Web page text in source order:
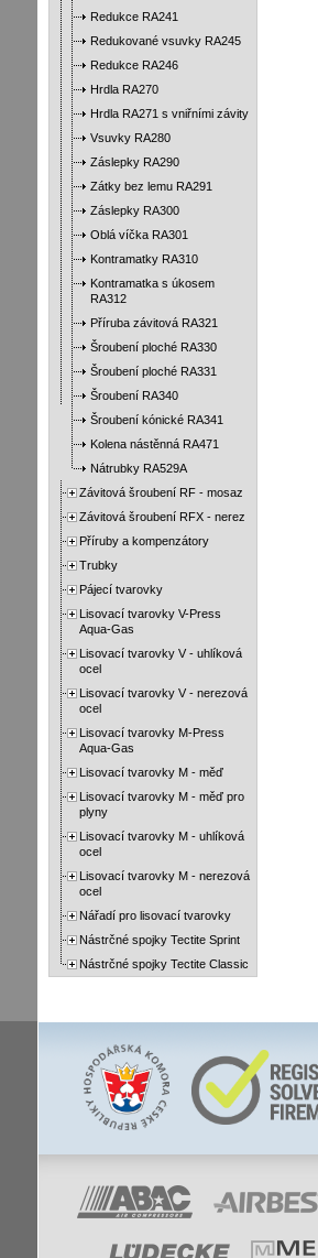
Redukce RA241
Redukované vsuvky RA245
Redukce RA246
Hrdla RA270
Hrdla RA271 s vniřními závity
Vsuvky RA280
Záslepky RA290
Zátky bez lemu RA291
Záslepky RA300
Oblá víčka RA301
Kontramatky RA310
Kontramatka s úkosem
RA312
Příruba závitová RA321
Šroubení ploché RA330
Šroubení ploché RA331
Šroubení RA340
Šroubení kónické RA341
Kolena nástěnná RA471
Nátrubky RA529A
Závitová šroubení RF - mosaz
Závitová šroubení RFX - nerez
Příruby a kompenzátory
Trubky
Pájecí tvarovky
Lisovací tvarovky V-Press
Aqua-Gas
Lisovací tvarovky V - uhlíková
ocel
Lisovací tvarovky V - nerezová
ocel
Lisovací tvarovky M-Press
Aqua-Gas
Lisovací tvarovky M - měď
Lisovací tvarovky M - měď pro
plyny
Lisovací tvarovky M - uhlíková
ocel
Lisovací tvarovky M - nerezová
ocel
Nářadí pro lisovací tvarovky
Nástrčné spojky Tectite Sprint
Nástrčné spojky Tectite Classic